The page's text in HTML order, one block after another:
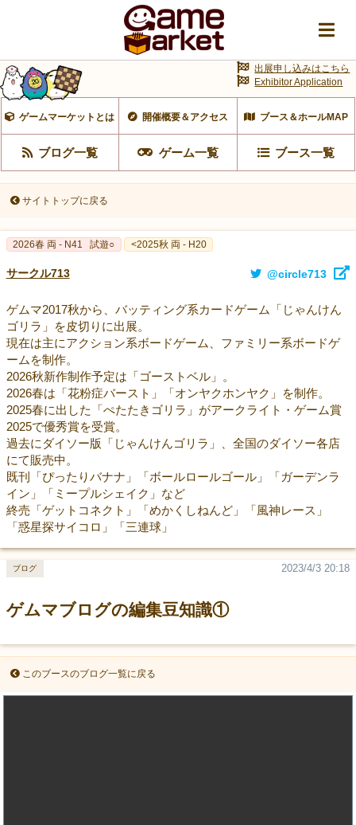
ゲームマーケットとは 開催概要＆アクセス ブース＆ホールMAP
ブログ一覧 ゲーム一覧 ブース一覧
出展申し込みはこちら
Exhibitor Application
サイトトップに戻る
2026春 両 - N41 試遊○ <2025秋 両 - H20
サークル713 @circle713
ゲムマ2017秋から、バッティング系カードゲーム「じゃんけん
ゴリラ」を皮切りに出展。
現在は主にアクション系ボードゲーム、ファミリー系ボードゲ
ームを制作。
2026秋新作制作予定は「ゴーストベル」。
2026春は「花粉症バースト」「オンヤクホンヤク」を制作。
2025春に出した「ぺたたきゴリラ」がアークライト・ゲーム賞
2025で優秀賞を受賞。
過去にダイソー版「じゃんけんゴリラ」、全国のダイソー各店
にて販売中。
既刊「ぴったりバナナ」「ボールロールゴール」「ガーデンラ
イン」「ミープルシェイク」など
終売「ゲットコネクト」「めかくしねんど」「風神レース」
「惑星探サイコロ」「三連球」
ゲムマブログの編集豆知識①
2023/4/3 20:18
ブログ
このブースのブログ一覧に戻る